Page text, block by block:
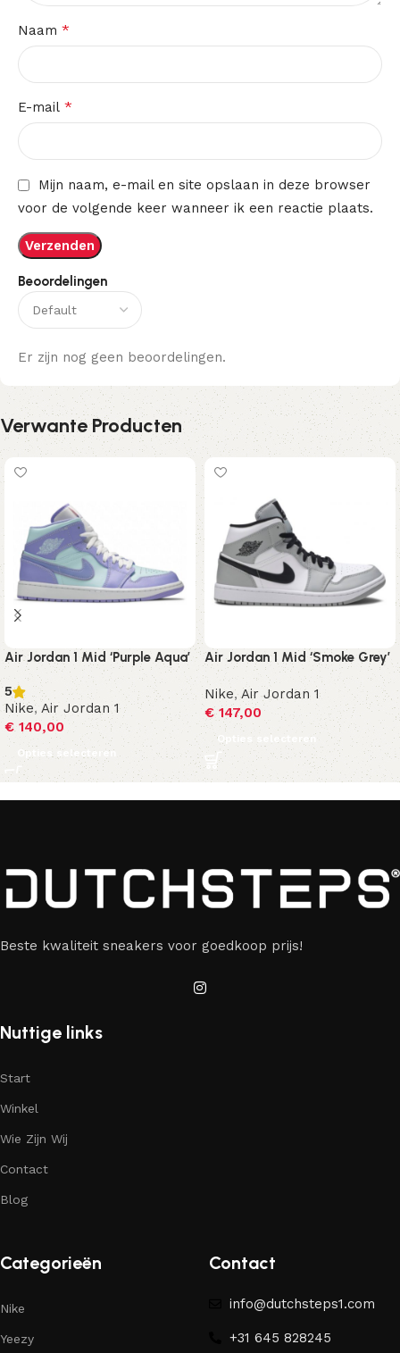
Beoordelingen
Er zijn nog geen beoordelingen.
Naam *
E-mail *
Mijn naam, e-mail en site opslaan in deze browser
voor de volgende keer wanneer ik een reactie plaats.
Verwante Producten
Air Jordan 1 Mid ‘Purple Aqua’
5
Nike, Air Jordan 1
€140,00
Opties selecteren
Air Jordan 1 Mid ‘Smoke Grey’
Nike,Air Jordan 1
€147,00
Opties selecteren
Beste kwaliteit sneakers voor goedkoop prijs!
Nuttige links
Start
Winkel
Wie Zijn Wij
Contact
Blog
Categorieën
Nike
Yeezy
Contact
info@dutchsteps1.com
+31 645 828245